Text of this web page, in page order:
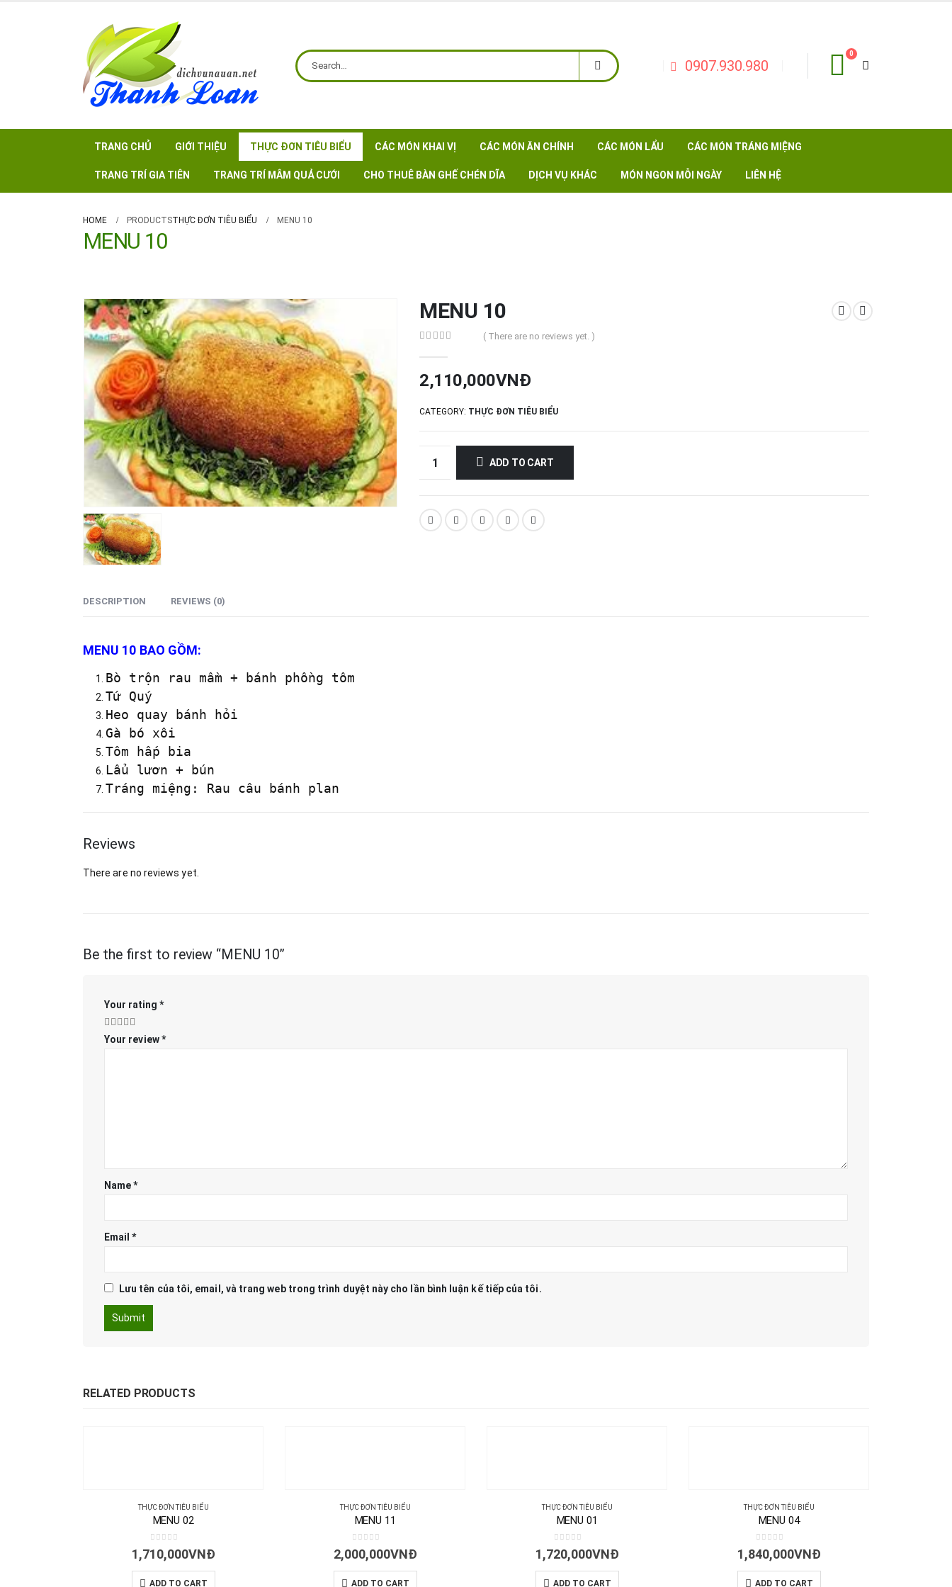
0907.930.980
0
TRANG CHỦ GIỚI THIỆU THỰC ĐƠN TIÊU BIỂU CÁC MÓN KHAI VỊ CÁC MÓN ĂN CHÍNH CÁC MÓN LẨU CÁC MÓN TRÁNG MIỆNG
TRANG TRÍ GIA TIÊN TRANG TRÍ MÂM QUẢ CƯỚI CHO THUÊ BÀN GHẾ CHÉN DĨA DỊCH VỤ KHÁC MÓN NGON MỖI NGÀY LIÊN HỆ
HOME PRODUCTSTHỰC ĐƠN TIÊU BIỂU MENU 10
MENU 10
MENU 10
( There are no reviews yet. )
2,110,000VNĐ
CATEGORY: THỰC ĐƠN TIÊU BIỂU
ADD TO CART
DESCRIPTION REVIEWS (0)
MENU 10 BAO GỒM:
Bò trộn rau mầm + bánh phồng tôm
Tứ Quý
Heo quay bánh hỏi
Gà bó xôi
Tôm hấp bia
Lẩu lươn + bún
Reviews
There are no reviews yet.
Be the first to review “MENU 10”
Your rating *
Your review*
Name*
Email*
Lưu tên của tôi, email, và trang web trong trình duyệt này cho lần bình luận kế tiếp của tôi.
RELATED PRODUCTS
THỰC ĐƠN TIÊU BIỂU
MENU 02
0 out of 5
1,710,000VNĐ
ADD TO CART
THỰC ĐƠN TIÊU BIỂU
MENU 11
0out of 5
2,000,000VNĐ
ADD TO CART
THỰC ĐƠN TIÊU BIỂU
MENU 01
0out of 5
1,720,000VNĐ
ADD TO CART
THỰC ĐƠN TIÊU BIỂU
MENU 04
0out of 5
1,840,000VNĐ
ADD TO CART